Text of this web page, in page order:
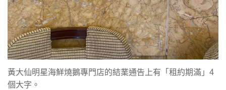
黃大仙明星海鮮燒鵝專門店的結業通告上有「租約期滿」4
個大字。